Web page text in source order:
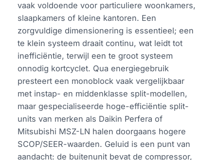
vaak voldoende voor particuliere woonkamers,
slaapkamers of kleine kantoren. Een
zorgvuldige dimensionering is essentieel; een
te klein systeem draait continu, wat leidt tot
inefficiëntie, terwijl een te groot systeem
onnodig kortcyclet. Qua energiegebruik
presteert een monoblock vaak vergelijkbaar
met instap- en middenklasse split-modellen,
maar gespecialiseerde hoge-efficiëntie split-
units van merken als Daikin Perfera of
Mitsubishi MSZ-LN halen doorgaans hogere
SCOP/SEER-waarden. Geluid is een punt van
aandacht: de buitenunit bevat de compressor,